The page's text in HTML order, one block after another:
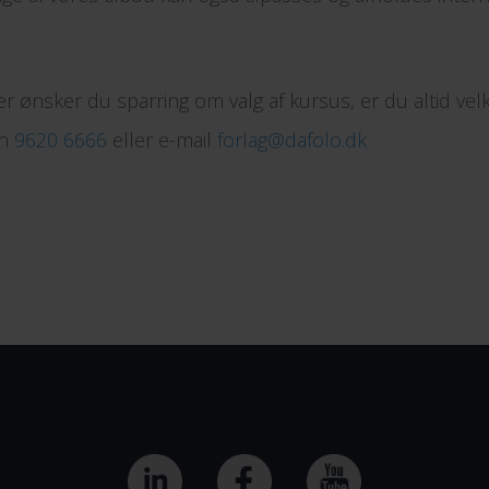
ønsker du sparring om valg af kursus, er du altid
9620 6666 eller e-mail forlag@dafolo.dk